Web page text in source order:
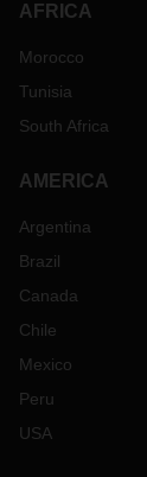
AFRICA
Morocco
Tunisia
South Africa
AMERICA
Argentina
Brazil
Canada
Chile
Mexico
Peru
USA